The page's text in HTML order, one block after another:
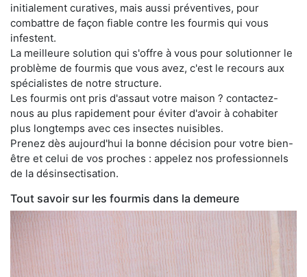
initialement curatives, mais aussi préventives, pour
combattre de façon fiable contre les fourmis qui vous
infestent.
La meilleure solution qui s'offre à vous pour solutionner le
problème de fourmis que vous avez, c'est le recours aux
spécialistes de notre structure.
Les fourmis ont pris d'assaut votre maison ? contactez-
nous au plus rapidement pour éviter d'avoir à cohabiter
plus longtemps avec ces insectes nuisibles.
Prenez dès aujourd'hui la bonne décision pour votre bien-
être et celui de vos proches : appelez nos professionnels
de la désinsectisation.
Tout savoir sur les fourmis dans la demeure